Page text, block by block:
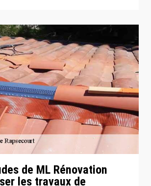
de ML Rénovation
les travaux de